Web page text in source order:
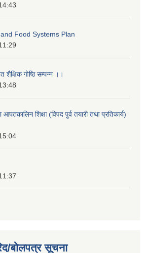
Food Systems Plan
शैक्षिक गोष्ठि सम्पन्न ।।
आपतकालिन शिक्षा (विपद पुर्व तयारी तथा प्रतिकार्य)
बोलपत्र सूचना